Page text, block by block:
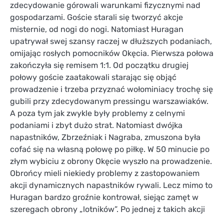
zdecydowanie górowali warunkami fizycznymi nad
gospodarzami. Goście starali się tworzyć akcje
misternie, od nogi do nogi. Natomiast Huragan
upatrywał swej szansy raczej w dłuższych podaniach,
omijając rosłych pomocników Okęcia. Pierwsza połowa
zakończyła się remisem 1:1. Od początku drugiej
połowy goście zaatakowali starając się objąć
prowadzenie i trzeba przyznać wołominiacy trochę się
gubili przy zdecydowanym pressingu warszawiaków.
A poza tym jak zwykle były problemy z celnymi
podaniami i zbyt dużo strat. Natomiast dwójka
napastników, Zbrzeźniak i Nagraba, zmuszona była
cofać się na własną połowę po piłkę. W 50 minucie po
złym wybiciu z obrony Okęcie wyszło na prowadzenie.
Obrońcy mieli niekiedy problemy z zastopowaniem
akcji dynamicznych napastników rywali. Lecz mimo to
Huragan bardzo groźnie kontrował, siejąc zamęt w
szeregach obrony „lotników”. Po jednej z takich akcji